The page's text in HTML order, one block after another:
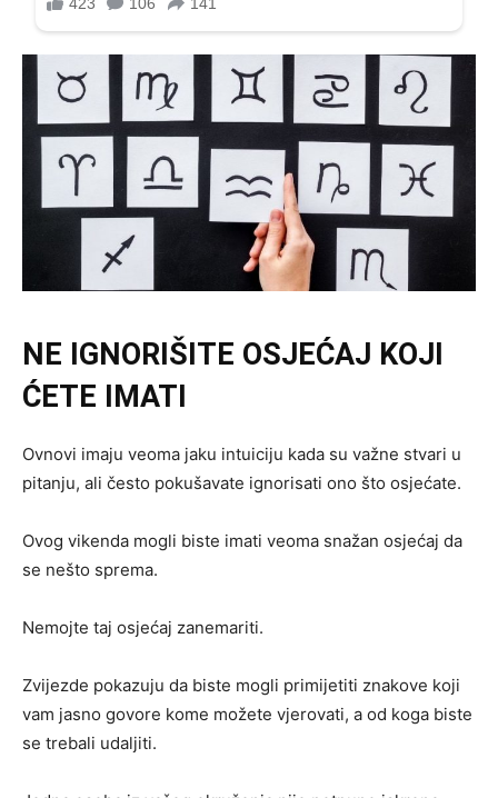
NE IGNORIŠITE OSJEĆAJ KOJI
ĆETE IMATI
Ovnovi imaju veoma jaku intuiciju kada su važne stvari u
pitanju, ali često pokušavate ignorisati ono što osjećate.
Ovog vikenda mogli biste imati veoma snažan osjećaj da
se nešto sprema.
Nemojte taj osjećaj zanemariti.
Zvijezde pokazuju da biste mogli primijetiti znakove koji
vam jasno govore kome možete vjerovati, a od koga biste
se trebali udaljiti.